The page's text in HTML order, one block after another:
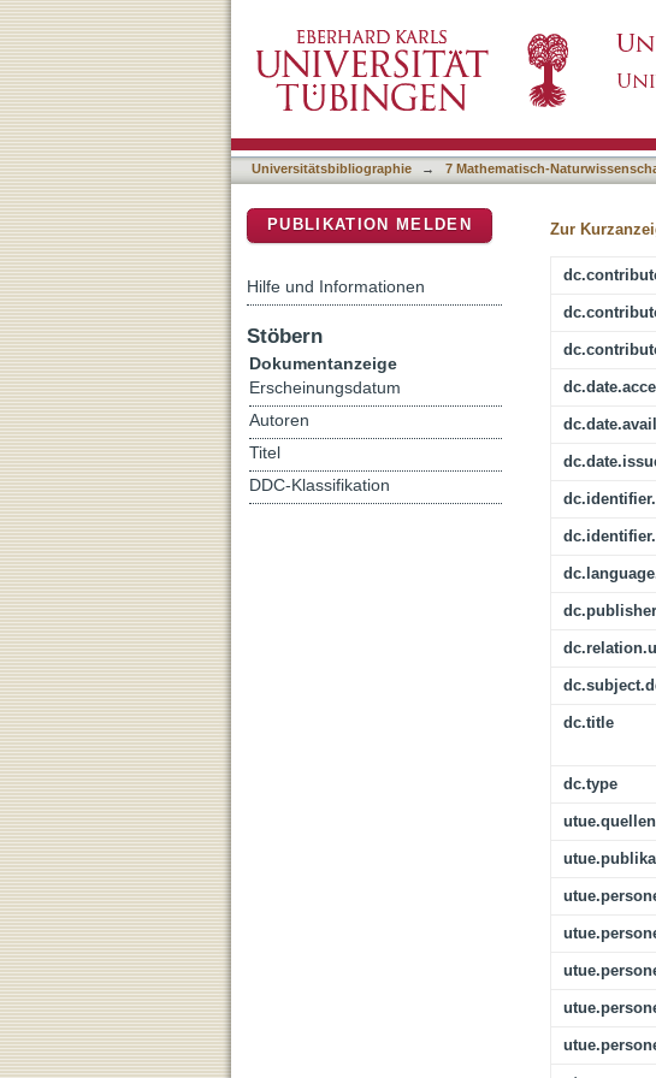
Global distribution of
Universitätsbibliographie → 7 Mathematisch-
Zur
dc.publisher
dc.title
dc.type
PUBLIKATION MELDEN
Hilfe und Informationen
Stöbern
Dokumentanzeige
Erscheinungsdatum
Autoren
Titel
DDC-Klassifikation